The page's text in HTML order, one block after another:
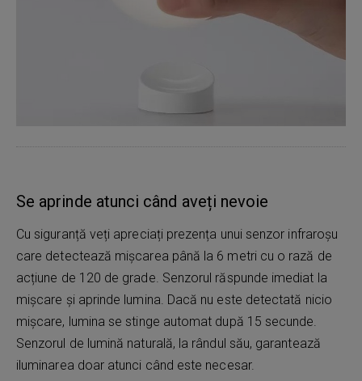
Se aprinde atunci când aveți nevoie
Cu siguranță veți apreciați prezența unui senzor infraroșu
care detectează mișcarea până la 6 metri cu o rază de
acțiune de 120 de grade. Senzorul răspunde imediat la
mișcare și aprinde lumina. Dacă nu este detectată nicio
mișcare, lumina se stinge automat după 15 secunde.
Senzorul de lumină naturală, la rândul său, garantează
iluminarea doar atunci când este necesar.